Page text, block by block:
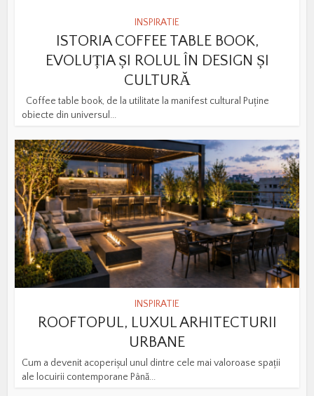
INSPIRATIE
ISTORIA COFFEE TABLE BOOK,
EVOLUȚIA ȘI ROLUL ÎN DESIGN ȘI
CULTURĂ
Coffee table book, de la utilitate la manifest cultural Puține
obiecte din universul...
INSPIRATIE
ROOFTOPUL, LUXUL ARHITECTURII
URBANE
Cum a devenit acoperișul unul dintre cele mai valoroase spații
ale locuirii contemporane Până...